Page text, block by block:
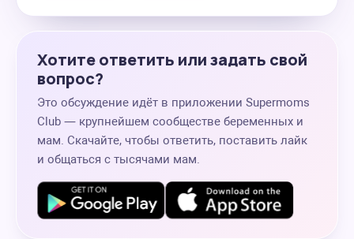
Хотите ответить или задать свой
вопрос?
Это обсуждение идёт в приложении Supermoms
Club — крупнейшем сообществе беременных и
мам. Скачайте, чтобы ответить, поставить лайк
и общаться с тысячами мам.